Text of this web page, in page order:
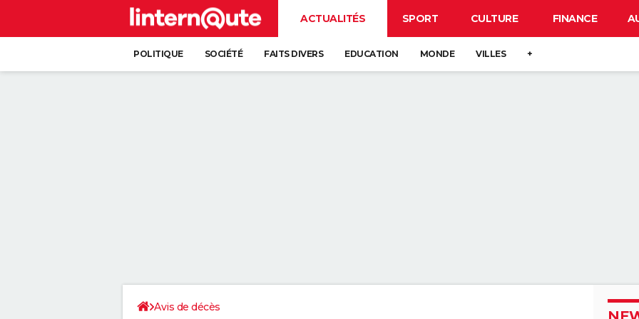
ACTUALITÉS SPORT CULTURE FINANCE
POLITIQUE SOCIÉTÉ FAITS DIVERS EDUCATION MONDE VILLES +
Avis de décès